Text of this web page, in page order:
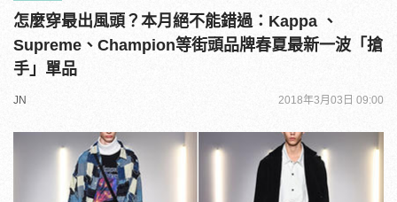
怎麼穿最出風頭？本月絕不能錯過：Kappa 、
Supreme、Champion等街頭品牌春夏最新一波「搶
手」單品
JN 2018年3月03日 09:00